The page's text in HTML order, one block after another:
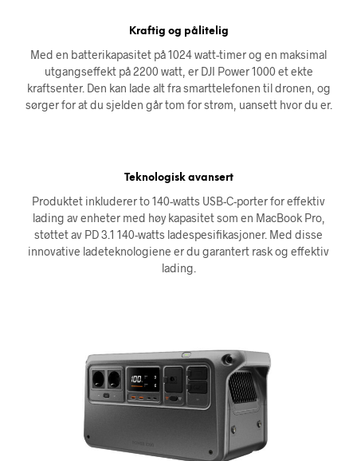
Kraftig og pålitelig
Med en batterikapasitet på 1024 watt-timer og en maksimal
utgangseffekt på 2200 watt, er DJI Power 1000 et ekte
kraftsenter. Den kan lade alt fra smarttelefonen til dronen, og
sørger for at du sjelden går tom for strøm, uansett hvor du er.
Teknologisk avansert
Produktet inkluderer to 140-watts USB-C-porter for effektiv
lading av enheter med høy kapasitet som en MacBook Pro,
støttet av PD 3.1 140-watts ladespesifikasjoner. Med disse
innovative ladeteknologiene er du garantert rask og effektiv
lading.